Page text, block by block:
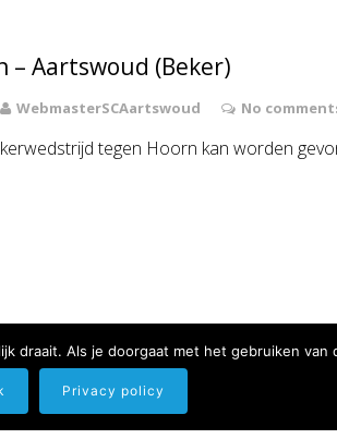
– Aartswoud (Beker)
WebmasterSCAartswoud No
tegen Hoorn kan worden
draait. Als je doorgaat met het gebruiken
Privacy policy